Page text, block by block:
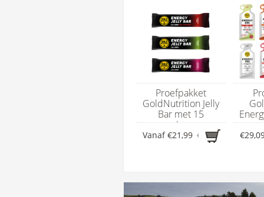
Proefpakket
GoldNutrition Jelly
Bar met 15
energierepen
Vanaf€21,99 €25,21